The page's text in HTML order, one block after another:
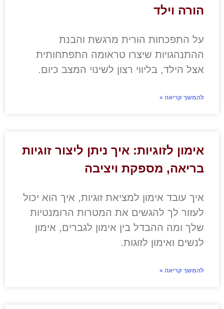
הורה וילד
על התפכחות הורית מרגשת והבנת
ההתנהגויות שיצרו טראומה התפתחותית
אצל הילד, בליווי רצון לשינוי המצב כיום.
להמשך קריאה »
אימון לזוגיות: איך ניתן ליצור זוגיות
בריאה, מספקת ויציבה
איך עובד אימון למציאת זוגיות, איך הוא יכול
לעזור לך להגשים את המטרות הרומנטיות
שלך ומה ההבדל בין אימון לגברים, אימון
לנשים ואימון לזוגות.
להמשך קריאה »